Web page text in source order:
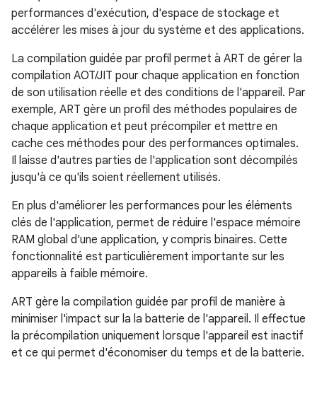
performances d'exécution, d'espace de stockage et
accélérer les mises à jour du système et des applications.
La compilation guidée par profil permet à ART de gérer la
compilation AOT/JIT pour chaque application en fonction
de son utilisation réelle et des conditions de l'appareil. Par
exemple, ART gère un profil des méthodes populaires de
chaque application et peut précompiler et mettre en
cache ces méthodes pour des performances optimales.
Il laisse d'autres parties de l'application sont décompilés
jusqu'à ce qu'ils soient réellement utilisés.
En plus d'améliorer les performances pour les éléments
clés de l'application, permet de réduire l'espace mémoire
RAM global d'une application, y compris binaires. Cette
fonctionnalité est particulièrement importante sur les
appareils à faible mémoire.
ART gère la compilation guidée par profil de manière à
minimiser l'impact sur la la batterie de l'appareil. Il effectue
la précompilation uniquement lorsque l'appareil est inactif
et ce qui permet d'économiser du temps et de la batterie.